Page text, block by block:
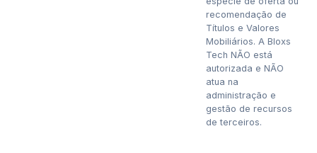
recomendação de
Títulos e Valores
Mobiliários. A Bloxs
Tech NÃO está
autorizada e NÃO
atua na
administração e
gestão de recursos
de terceiros.